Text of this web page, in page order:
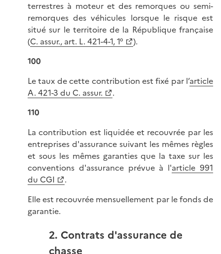
terrestres à moteur et des remorques ou semi-
remorques des véhicules lorsque le risque est
situé sur le territoire de la République française
(C. assur., art. L. 421-4-1, 1°
).
100
Le taux de cette contribution est fixé par l’article
A. 421-3 du C. assur.
.
110
La contribution est liquidée et recouvrée par les
entreprises d'assurance suivant les mêmes règles
et sous les mêmes garanties que la taxe sur les
conventions d'assurance prévue à l'article 991
du CGI
.
Elle est recouvrée mensuellement par le fonds de
garantie.
2. Contrats d'assurance de
chasse